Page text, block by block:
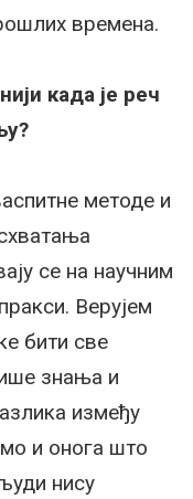
времена.
када је реч
методе и
се на научним
Верујем
бити све
знања и
између
и онога што
нису